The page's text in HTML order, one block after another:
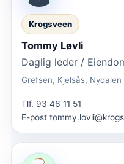
Krogsveen
Tommy Løvli
Daglig leder /
Grefsen, Kjelsås, Nydalen
Tlf. 93 46 11 51
E-post